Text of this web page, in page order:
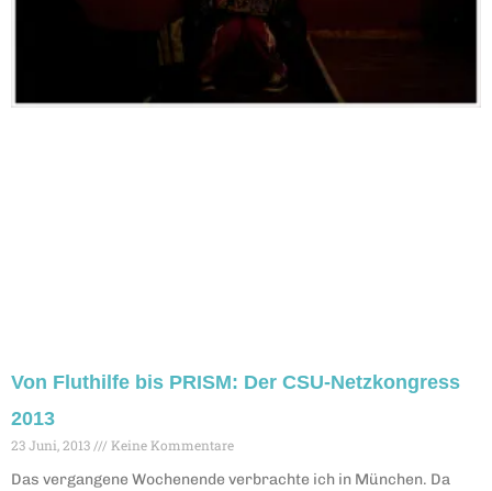
Von Fluthilfe bis PRISM: Der CSU-Netzkongress
2013
23 Juni, 2013 Keine Kommentare
Das vergangene Wochenende verbrachte ich in München. Da